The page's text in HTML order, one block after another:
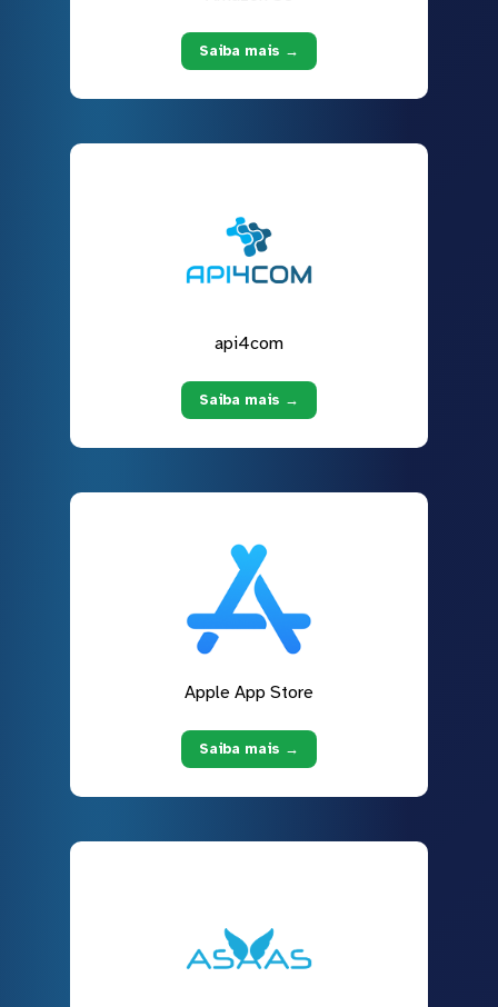
Saiba mais →
api4com
Saiba mais →
Apple App Store
Saiba mais →